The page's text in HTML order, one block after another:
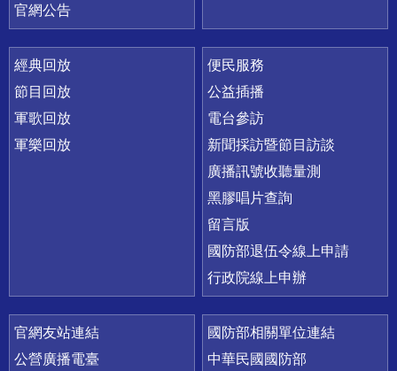
官網公告
經典回放
節目回放
軍歌回放
軍樂回放
便民服務
公益插播
電台參訪
新聞採訪暨節目訪談
廣播訊號收聽量測
黑膠唱片查詢
留言版
國防部退伍令線上申請
行政院線上申辦
官網友站連結
公營廣播電臺
國防部相關單位連結
中華民國國防部